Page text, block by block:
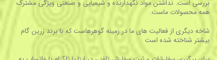
بررسی است. نداشتن مواد نگهدارنده و شیمیایی و صنعتی ویژگی مشترک
همه محصولات ماست.
شاخه دیگری از فعالیت های ما در زمینه گوهرهاست که با برند زرین گام
بیشتر شناخته شده است